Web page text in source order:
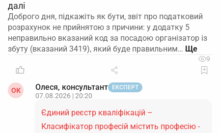
далі
Доброго дня, підкажіть як бути, звіт про податковий
розрахунок не прийнятою з причини: у додатку 5
неправильно вказаний код за посадою організатор із
збуту (вказаний 3419), який буде правильним…
9
ОК Олеся, консультант ЕКСПЕРТ
07.08.2026 | 20:20
Єдиний реєстр кваліфікацій –
Класифікатор професій містить професію -